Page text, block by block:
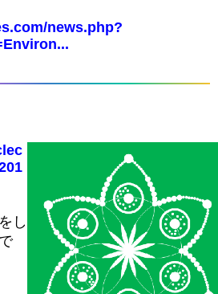
news.php?
し